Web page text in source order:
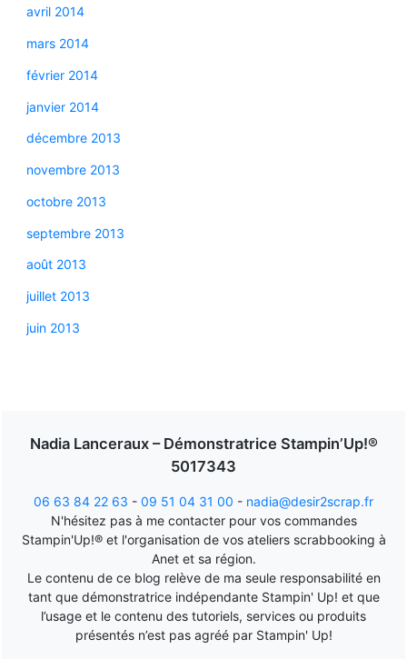
avril 2014
mars 2014
février 2014
janvier 2014
décembre 2013
novembre 2013
octobre 2013
septembre 2013
août 2013
juillet 2013
juin 2013
Nadia Lanceraux – Démonstratrice Stampin’Up!®
5017343
06 63 84 22 63 - 09 51 04 31 00 - nadia@desir2scrap.fr
N'hésitez pas à me contacter pour vos commandes
Stampin'Up!® et l'organisation de vos ateliers scrabbooking à
Anet et sa région.
Le contenu de ce blog relève de ma seule responsabilité en
tant que démonstratrice indépendante Stampin' Up! et que
l’usage et le contenu des tutoriels, services ou produits
présentés n’est pas agréé par Stampin' Up!